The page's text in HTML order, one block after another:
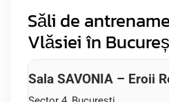
Săli de
Vlăsiei în
Sala SAVONIA – Eroii